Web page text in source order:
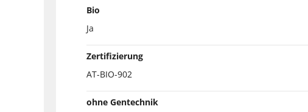
Bio
Ja
Zertifizierung
AT-BIO-902
ohne Gentechnik